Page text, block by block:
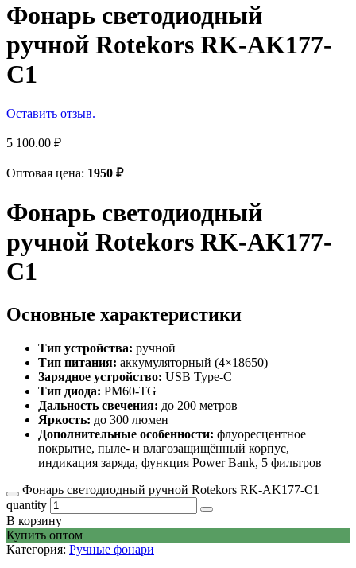
Фонарь светодиодный
ручной Rotekors RK-AK177-
C1
Оставить отзыв.
5 100.00 ₽
Оптовая цена: 1950 ₽
Фонарь светодиодный
ручной Rotekors RK-AK177-
C1
Основные характеристики
Тип устройства: ручной
Тип питания: аккумуляторный (4×18650)
Зарядное устройство: USB Type-C
Тип диода: PM60-TG
Дальность свечения: до 200 метров
Яркость: до 300 люмен
Дополнительные особенности: флуоресцентное
покрытие, пыле- и влагозащищённый корпус,
индикация заряда, функция Power Bank, 5 фильтров
Фонарь светодиодный ручной Rotekors RK-AK177-C1
quantity
В корзину
Купить оптом
Категория: Ручные фонари